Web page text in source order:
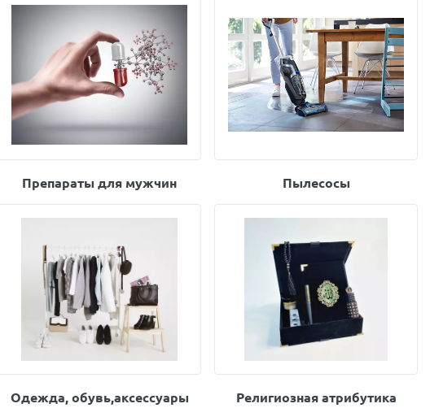
Препараты для мужчин Пылесосы
Одежда, обувь,аксессуары Религиозная атрибутика